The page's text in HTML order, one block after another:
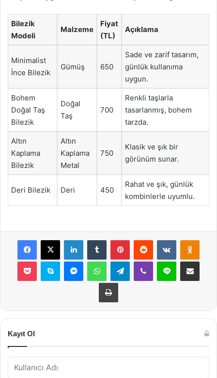
Bilezik
Modeli
Malzeme
Fiyat
(TL)
Açıklama
Minimalist
İnce Bilezik
Gümüş 650
Sade ve zarif tasarım,
günlük kullanıma
uygun.
Bohem
Doğal Taş
Bilezik
Doğal
Taş
700
Renkli taşlarla
tasarlanmış, bohem
tarzda.
Altın
Kaplama
Bilezik
Altın
Kaplama
Metal
750
Klasik ve şık bir
görünüm sunar.
Deri Bilezik Deri 450
Rahat ve şık, günlük
kombinlerle uyumlu.
Facebook
X LinkedInTumblr PinterestReddit VKontakte
Pocket Skype MessengerWhatsAppTelegramViber Line E-Posta ile
Yazdır
Kayıt Ol